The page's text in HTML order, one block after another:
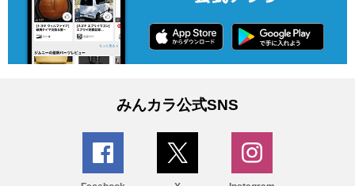
みんカラ公式SNS